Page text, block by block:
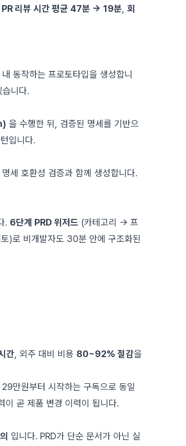
PR 리뷰 시간 평균 47분 → 19분 회
동작하는 프로토타입을 생성합니
니다.
을 수행한 뒤, 검증된 명세를 기반으
입니다.
세 호환성 검증과 함께 생성합니다.
. 6단계 PRD 위저드 (카테고리 → 프
로 비개발자도 30분 안에 구조화된
간 , 외주 대비 비용 80~92% 절감을
만원부터 시작하는 구독으로 동일
이 곧 제품 변경 이력이 됩니다.
입니다. PRD가 단순 문서가 아닌 실